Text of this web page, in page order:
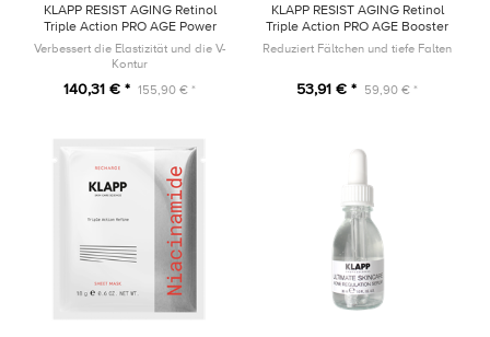
KLAPP RESIST AGING Retinol
Triple Action PRO AGE Power
Trio SET
Verbessert die Elastizität und die V-
Kontur
140,31 € * 155,90 € *
KLAPP RESIST AGING Retinol
Triple Action PRO AGE Booster
15ml
Reduziert Fältchen und tiefe Falten
53,91 € * 59,90 € *